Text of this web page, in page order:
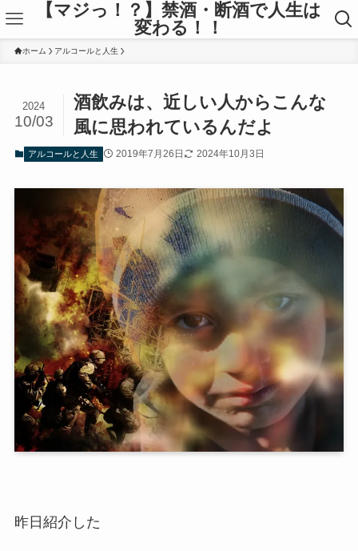
【マジっ！？】禁酒・断酒で人生は
変わる！！
ホーム アルコールと人生
酒飲みは、近しい人からこんな
風に思われているんだよ
2024
10/03
アルコールと人生 2019年7月26日 2024年10月3日
昨日紹介した